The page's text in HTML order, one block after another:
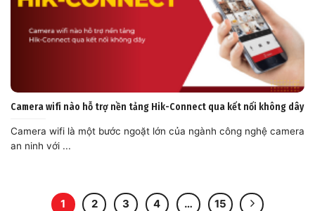
Camera wifi nào hỗ trợ nền tảng Hik-Connect qua kết nối không dây
Camera wifi là một bước ngoặt lớn của ngành công nghệ camera
an ninh với ...
1 2 3 4 … 15